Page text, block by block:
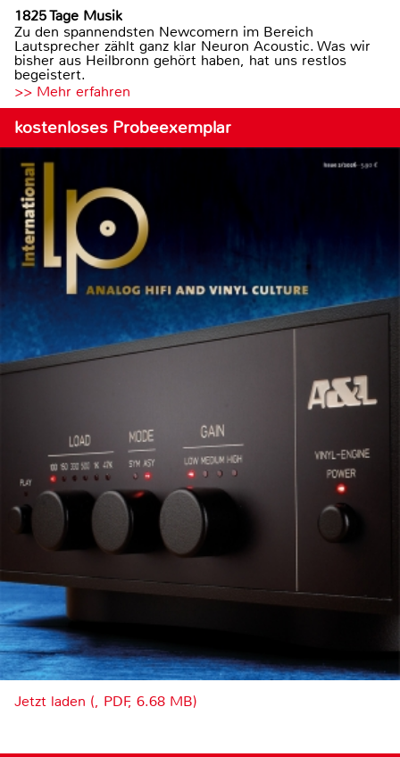
1825 Tage Musik
Zu den spannendsten Newcomern im Bereich
Lautsprecher zählt ganz klar Neuron Acoustic. Was wir
bisher aus Heilbronn gehört haben, hat uns restlos
begeistert.
>> Mehr erfahren
kostenloses Probeexemplar
Jetzt laden (, PDF, 6.68 MB)